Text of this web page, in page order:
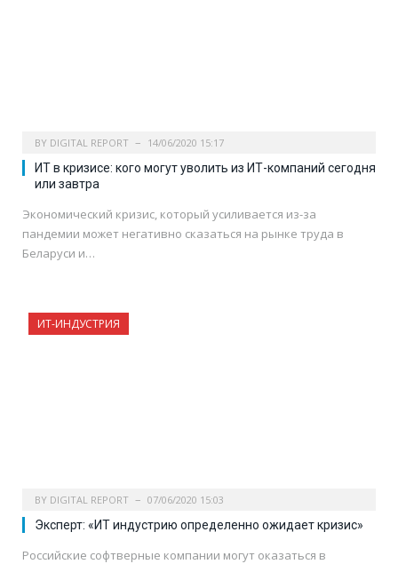
BY DIGITAL REPORT 14/06/2020 15:17
ИТ в кризисе: кого могут уволить из ИТ-компаний сегодня
или завтра
Экономический кризис, который усиливается из-за
пандемии может негативно сказаться на рынке труда в
Беларуси и…
ИТ-ИНДУСТРИЯ
BY DIGITAL REPORT 07/06/2020 15:03
Эксперт: «ИТ индустрию определенно ожидает кризис»
Российские софтверные компании могут оказаться в